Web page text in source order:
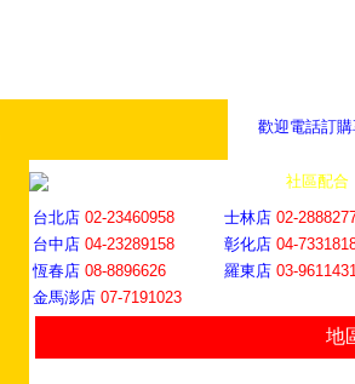
歡迎電話訂
社區配合
台北店 02-23460958 士林店 02-
台中店 04-23289158 彰化店 04-73318
恆春店 08-8896626 羅東店 03-
金馬澎店 07-7191023
地